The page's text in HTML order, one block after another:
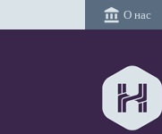
account_balance О нас